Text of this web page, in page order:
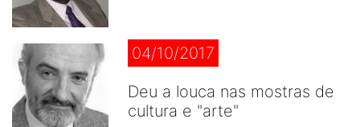
04/10/2017
Deu a louca nas mostras de
cultura e "arte"